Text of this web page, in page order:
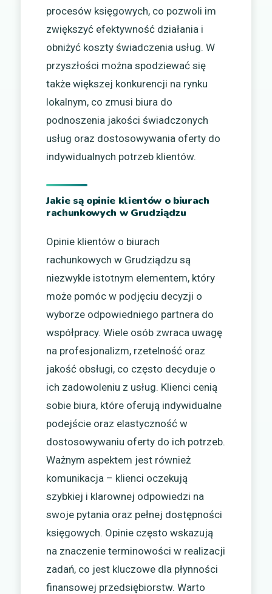
procesów księgowych, co pozwoli im
zwiększyć efektywność działania i
obniżyć koszty świadczenia usług. W
przyszłości można spodziewać się
także większej konkurencji na rynku
lokalnym, co zmusi biura do
podnoszenia jakości świadczonych
usług oraz dostosowywania oferty do
indywidualnych potrzeb klientów.
Jakie są opinie klientów o biurach
rachunkowych w Grudziądzu
Opinie klientów o biurach
rachunkowych w Grudziądzu są
niezwykle istotnym elementem, który
może pomóc w podjęciu decyzji o
wyborze odpowiedniego partnera do
współpracy. Wiele osób zwraca uwagę
na profesjonalizm, rzetelność oraz
jakość obsługi, co często decyduje o
ich zadowoleniu z usług. Klienci cenią
sobie biura, które oferują indywidualne
podejście oraz elastyczność w
dostosowywaniu oferty do ich potrzeb.
Ważnym aspektem jest również
komunikacja – klienci oczekują
szybkiej i klarownej odpowiedzi na
swoje pytania oraz pełnej dostępności
księgowych. Opinie często wskazują
na znaczenie terminowości w realizacji
zadań, co jest kluczowe dla płynności
finansowej przedsiębiorstw. Warto